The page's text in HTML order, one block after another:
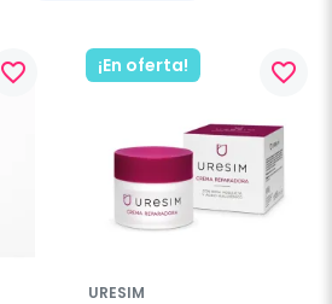
favorite_border ¡En oferta! favorite_border
URESIM